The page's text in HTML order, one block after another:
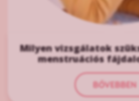
Milyen vizsgálatok
menstruációs
BŐVEBBEN